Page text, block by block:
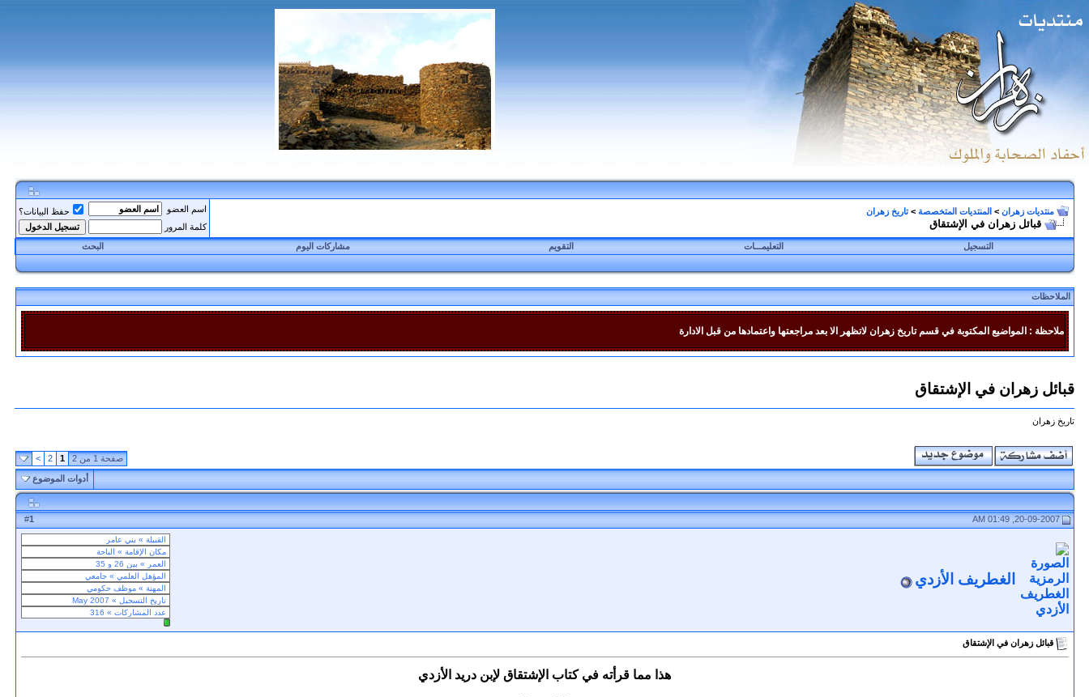
منتديات زهران > المنتديات المتخصصة >تاريخ زهران
قبائل زهران في الإشتقاق
اسم العضو
حفظ البيانات؟
كلمة المرور
التسجيل
التعليمـــات التقويم مشاركات اليوم البحث
الملاحظات
ملاحظة : المواضيع المكتوبة في قسم تاريخ زهران لاتظهر الا بعد مراجعتها واعتمادها من قبل الادارة
قبائل زهران في الإشتقاق
تاريخ زهران
صفحة 1 من 2 1
2
>
أدوات الموضوع
#
1 20-09-2007, 01:49 AM
الغطريف الأزدي
قبائل زهران في الإشتقاق
هذا مما قرأته في كتاب الإشتقاق لإبن دريد الأزدي